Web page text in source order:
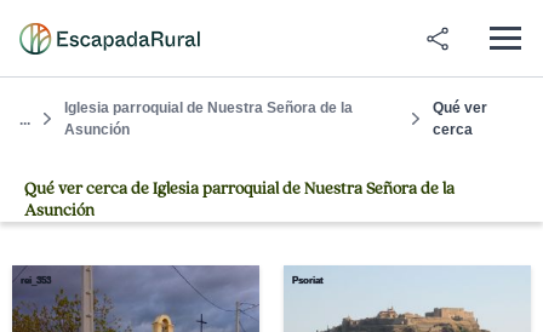
...
Iglesia parroquial de Nuestra Señora de la
Asunción
Qué ver
cerca
Qué ver cerca de Iglesia parroquial de Nuestra Señora de la
Asunción
rei_353 Psoriat